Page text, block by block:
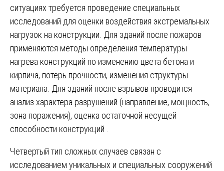
ситуациях требуется проведение специальных
исследований для оценки воздействия экстремальных
нагрузок на конструкции. Для зданий после пожаров
применяются методы определения температуры
нагрева конструкций по изменению цвета бетона и
кирпича, потерь прочности, изменения структуры
материала. Для зданий после взрывов проводится
анализ характера разрушений (направление, мощность,
зона поражения), оценка остаточной несущей
способности конструкций .
Четвертый тип сложных случаев связан с
исследованием уникальных и специальных сооружений